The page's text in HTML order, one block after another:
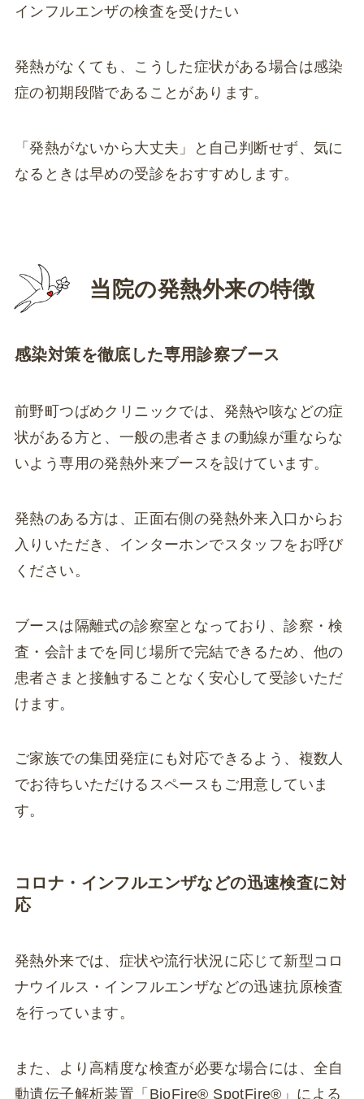
インフルエンザの検査を受けたい
発熱がなくても、こうした症状がある場合は感染
症の初期段階であることがあります。
「発熱がないから大丈夫」と自己判断せず、気に
なるときは早めの受診をおすすめします。
当院の発熱外来の特徴
感染対策を徹底した専用診察ブース
前野町つばめクリニックでは、発熱や咳などの症
状がある方と、一般の患者さまの動線が重ならな
いよう専用の発熱外来ブースを設けています。
発熱のある方は、正面右側の発熱外来入口からお
入りいただき、インターホンでスタッフをお呼び
ください。
ブースは隔離式の診察室となっており、診察・検
査・会計までを同じ場所で完結できるため、他の
患者さまと接触することなく安心して受診いただ
けます。
ご家族での集団発症にも対応できるよう、複数人
でお待ちいただけるスペースもご用意していま
す。
コロナ・インフルエンザなどの迅速検査に対
応
発熱外来では、症状や流行状況に応じて新型コロ
ナウイルス・インフルエンザなどの迅速抗原検査
を行っています。
また、より高精度な検査が必要な場合には、全自
動遺伝子解析装置「BioFire® SpotFire®」による